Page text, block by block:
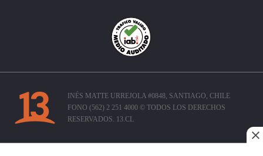
INÉS MATTE URREJOLA #0848, SANTIAGO, CHILE
FONO (562) 2 251 4000 © TODOS LOS DERECHOS
RESERVADOS. 13.CL